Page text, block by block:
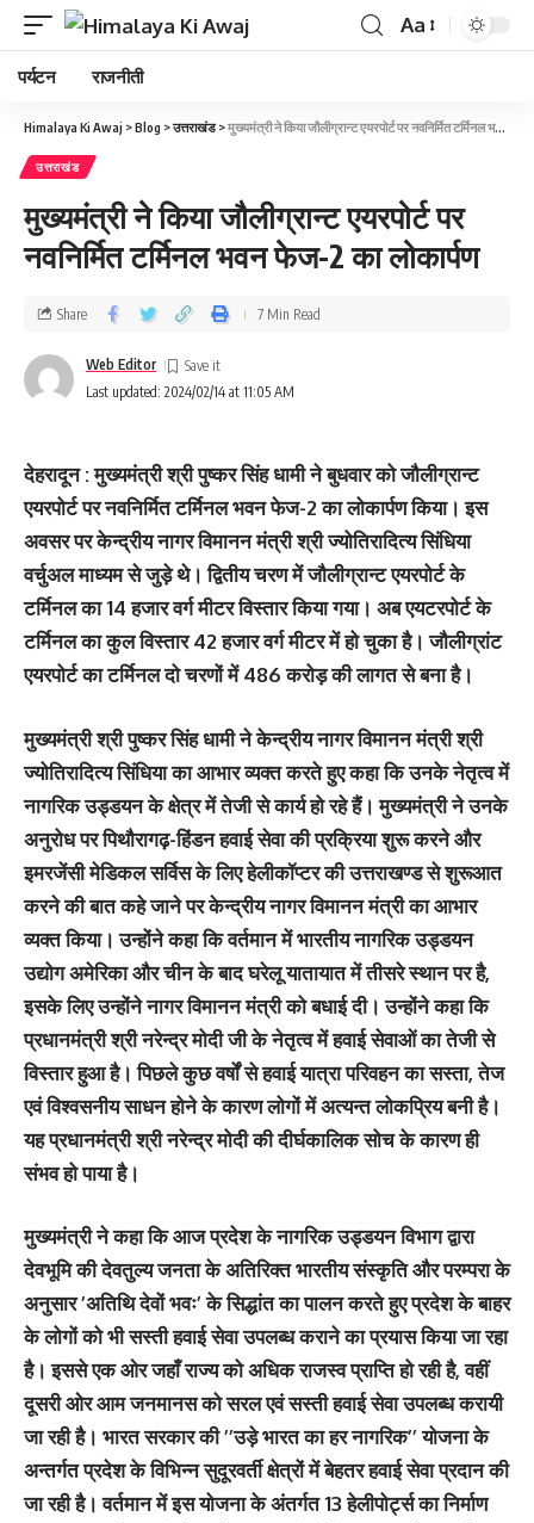
Aa
पर्यटन राजनीती
Himalaya Ki Awaj >Blog >उत्तराखंड>मुख्यमंत्री ने किया जौलीग्रान्ट एयरपोर्ट पर नवनिर्मित टर्मिनल भवन फेज-2 का लोकार्पण
उत्तराखंड
मुख्यमंत्री ने किया जौलीग्रान्ट एयरपोर्ट पर
नवनिर्मित टर्मिनल भवन फेज-2 का लोकार्पण
Last updated: 2024/02/14 at 11:05 AM
Web Editor
Share 7 Min Read
देहरादून : मुख्यमंत्री श्री पुष्कर सिंह धामी ने बुधवार को जौलीग्रान्ट
एयरपोर्ट पर नवनिर्मित टर्मिनल भवन फेज-2 का लोकार्पण किया। इस
अवसर पर केन्द्रीय नागर विमानन मंत्री श्री ज्योतिरादित्य सिंधिया
वर्चुअल माध्यम से जुड़े थे। द्वितीय चरण में जौलीग्रान्ट एयरपोर्ट के
टर्मिनल का 14 हजार वर्ग मीटर विस्तार किया गया। अब एयटरपोर्ट के
टर्मिनल का कुल विस्तार 42 हजार वर्ग मीटर में हो चुका है। जौलीग्रांट
एयरपोर्ट का टर्मिनल दो चरणों में 486 करोड़ की लागत से बना है।
मुख्यमंत्री श्री पुष्कर सिंह धामी ने केन्द्रीय नागर विमानन मंत्री श्री
ज्योतिरादित्य सिंधिया का आभार व्यक्त करते हुए कहा कि उनके नेतृत्व में
नागरिक उड्डयन के क्षेत्र में तेजी से कार्य हो रहे हैं। मुख्यमंत्री ने उनके
अनुरोध पर पिथौरागढ़-हिंडन हवाई सेवा की प्रक्रिया शुरू करने और
इमरजेंसी मेडिकल सर्विस के लिए हेलीकॉप्टर की उत्तराखण्ड से शुरूआत
करने की बात कहे जाने पर केन्द्रीय नागर विमानन मंत्री का आभार
व्यक्त किया। उन्होंने कहा कि वर्तमान में भारतीय नागरिक उड्डयन
उद्योग अमेरिका और चीन के बाद घरेलू यातायात में तीसरे स्थान पर है,
इसके लिए उन्होंने नागर विमानन मंत्री को बधाई दी। उन्होंने कहा कि
प्रधानमंत्री श्री नरेन्द्र मोदी जी के नेतृत्व में हवाई सेवाओं का तेजी से
विस्तार हुआ है। पिछले कुछ वर्षों से हवाई यात्रा परिवहन का सस्ता, तेज
एवं विश्वसनीय साधन होने के कारण लोगों में अत्यन्त लोकप्रिय बनी है।
यह प्रधानमंत्री श्री नरेन्द्र मोदी की दीर्घकालिक सोच के कारण ही
संभव हो पाया है।
मुख्यमंत्री ने कहा कि आज प्रदेश के नागरिक उड्डयन विभाग द्वारा
देवभूमि की देवतुल्य जनता के अतिरिक्त भारतीय संस्कृति और परम्परा के
अनुसार ’अतिथि देवों भवः’ के सिद्धांत का पालन करते हुए प्रदेश के बाहर
के लोगों को भी सस्ती हवाई सेवा उपलब्ध कराने का प्रयास किया जा रहा
है। इससे एक ओर जहाँ राज्य को अधिक राजस्व प्राप्ति हो रही है, वहीं
दूसरी ओर आम जनमानस को सरल एवं सस्ती हवाई सेवा उपलब्ध करायी
जा रही है। भारत सरकार की ’’उड़े भारत का हर नागरिक’’ योजना के
अन्तर्गत प्रदेश के विभिन्न सुदूरवर्ती क्षेत्रों में बेहतर हवाई सेवा प्रदान की
जा रही है। वर्तमान में इस योजना के अंतर्गत 13 हेलीपोर्ट्स का निर्माण